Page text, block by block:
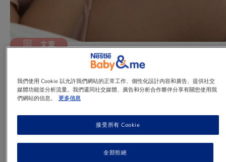
文章
乙型鏈球菌（B 鏈）（35 至37 周）
約一成至三成孕媽咪會有此細菌，這是一種寄存
會有任何病徵，或少數會有尿道感染症狀。有B
鏈的孕媽咪，在懷孕後期有可能會將細菌傳給胎
兒，所以要進行檢驗，及早預防，以免感染寶
我們使用 Cookie 以允許我們網站的正常工作、個性化設計內容和廣告、提供社交
媒體功能並分析流量。我們還同社交媒體、廣告和分析合作夥伴分享有關您使用我
們網站的信息。
更多信息
全部拒絕
接受所有 Cookie